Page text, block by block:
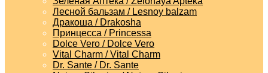
Лесной бальзам / Lesnoy balzam
Дракоша / Drakosha
Принцесса / Princessa
Dolce Vero / Dolce Vero
Vital Charm / Vital Charm
Dr. Sante / Dr. Sante